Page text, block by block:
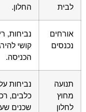
לבית
החלון.
אורחים
נכנסים
נביחות,
קושי
הכניסה.
תנועה
מחוץ
לחלון
נביחות
כלבים,
שכנים